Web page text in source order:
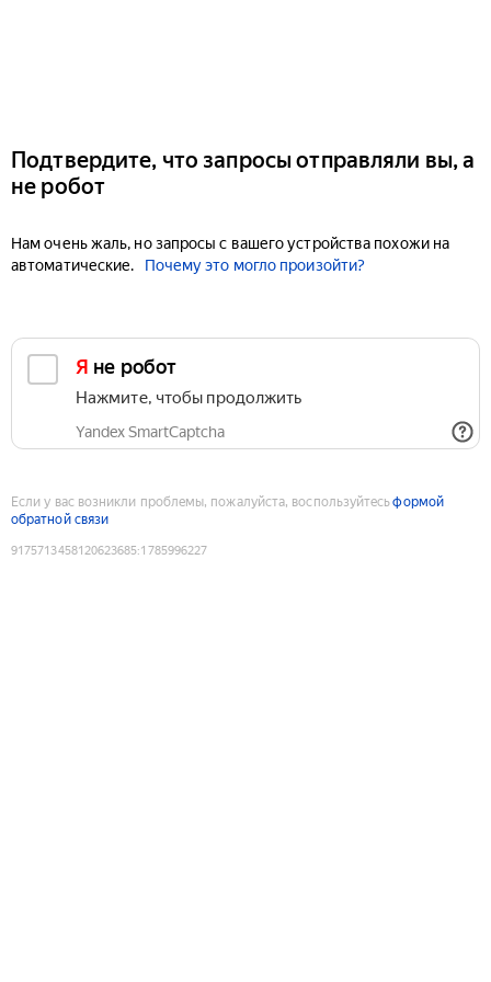
Подтвердите, что запросы отправляли вы, а
не робот
Нам очень жаль, но запросы с вашего устройства похожи на
автоматические.
Почему это могло произойти?
Я не робот
Нажмите, чтобы продолжить
Yandex SmartCaptcha
Если у вас возникли проблемы, пожалуйста, воспользуйтесьформой
обратной связи
9175713458120623685:1785996227